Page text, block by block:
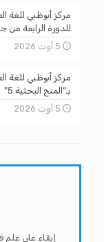
مركز أبوظبي للغة
للدورة الرابعة من
5 أوت 2026
مركز أبوظبي للغة
بـ”المنح البحثية 5″
5 أوت 2026
إبقاء على